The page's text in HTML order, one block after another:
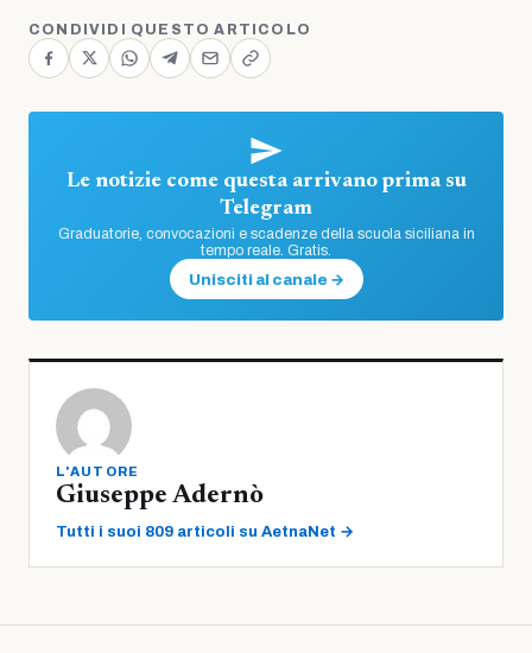
CONDIVIDI QUESTO ARTICOLO
Le notizie come questa arrivano prima su
Telegram
Graduatorie, convocazioni e scadenze della scuola siciliana in
tempo reale. Gratis.
Unisciti al canale →
L'AUTORE
Giuseppe Adernò
Tutti i suoi 809 articoli su AetnaNet →